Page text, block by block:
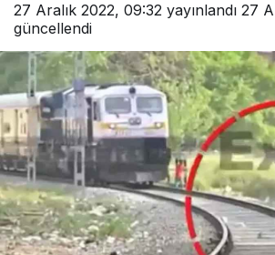
27 Aralık 2022, 09:32 yayınlandı 27
güncellendi